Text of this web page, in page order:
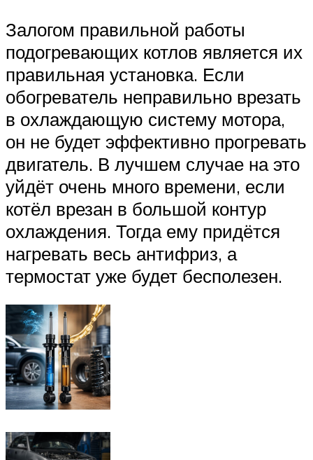
Залогом правильной работы
подогревающих котлов является их
правильная установка. Если
обогреватель неправильно врезать
в охлаждающую систему мотора,
он не будет эффективно прогревать
двигатель. В лучшем случае на это
уйдёт очень много времени, если
котёл врезан в большой контур
охлаждения. Тогда ему придётся
нагревать весь антифриз, а
термостат уже будет бесполезен.